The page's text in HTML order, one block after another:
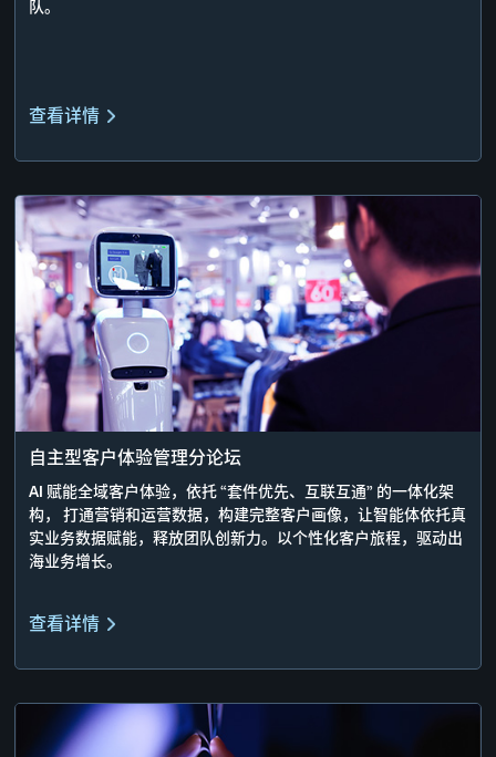
队。
查看详情
自主型客户体验管理分论坛
AI 赋能全域客户体验，依托 “套件优先、互联互通” 的一体化架
构， 打通营销和运营数据，构建完整客户画像，让智能体依托真
实业务数据赋能，释放团队创新力。以个性化客户旅程，驱动出
海业务增长。
查看详情